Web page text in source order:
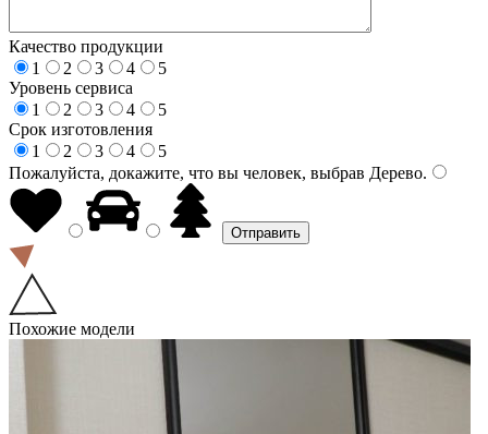
Качество продукции
1
2 3 4
5
Уровень сервиса
1
2 3 4
5
Срок изготовления
1
2 3 4
5
Пожалуйста, докажите, что вы человек, выбрав Дерево.
Похожие модели